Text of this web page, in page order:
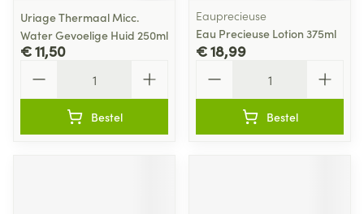
Uriage Thermaal Micc.
Water Gevoelige Huid 250ml
€ 11,50
Bestel
Eauprecieuse
Eau Precieuse Lotion 375ml
€ 18,99
Bestel